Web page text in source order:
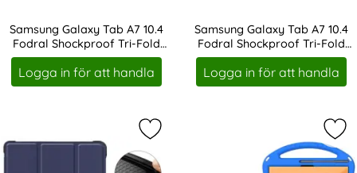
Samsung Galaxy Tab A7 10.4
Fodral Shockproof Tri-Fold
Svart
Art. nr 16858
Logga in för att handla
Samsung Galaxy Tab A7 10.4
Fodral Shockproof Tri-Fold
Lila
Art. nr 16861
Logga in för att handla
Markera samsung Galaxy Tab A7